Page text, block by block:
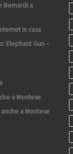
Bernardi a
in casa
Elephant Gun –
a Montese
anche a Montese